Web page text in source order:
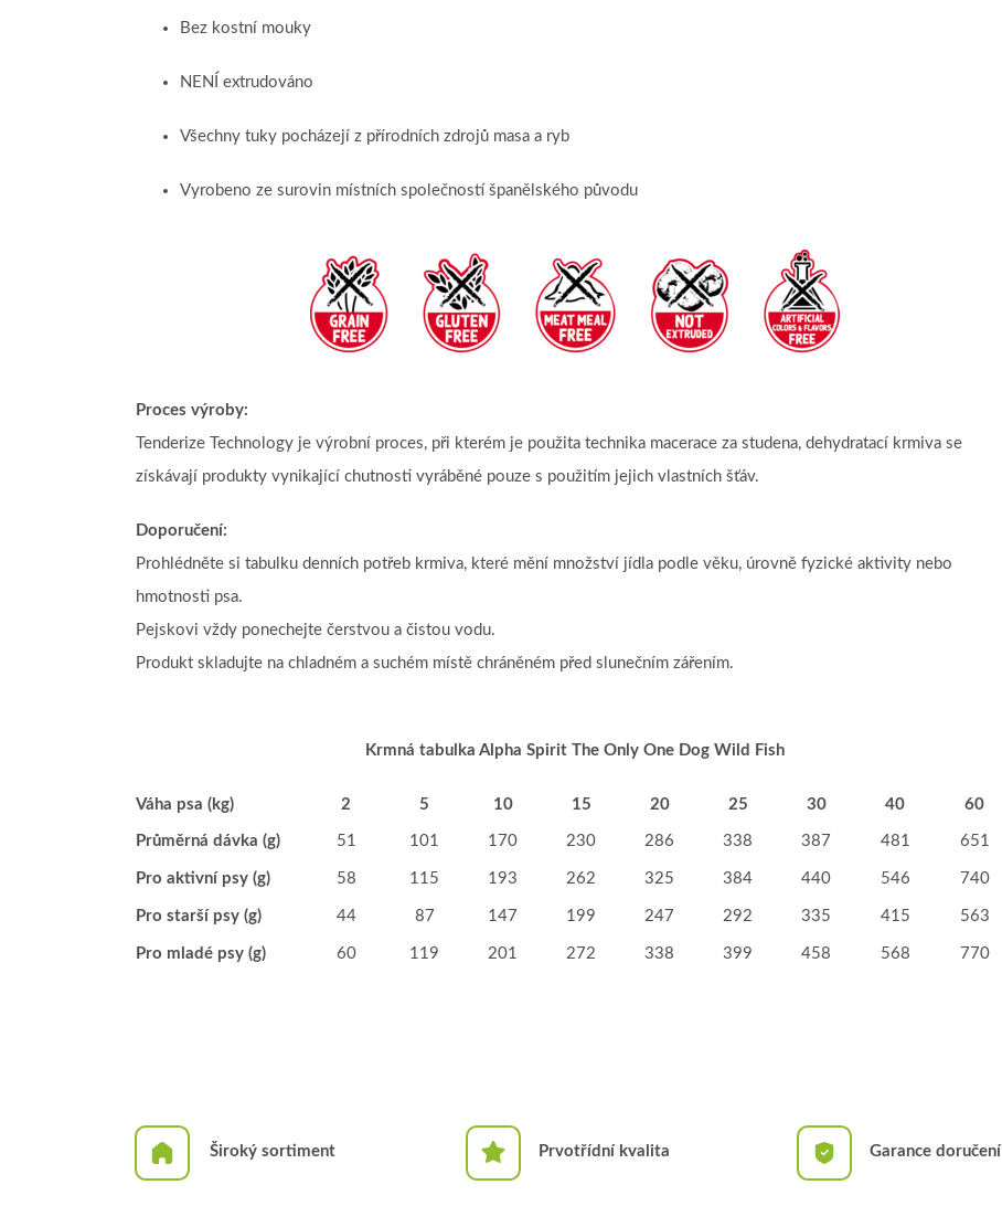
Bez kostní mouky
NENÍ extrudováno
Všechny tuky pocházejí z přírodních zdrojů masa a ryb
Vyrobeno ze surovin místních společností španělského původu
Proces výroby:
Tenderize Technology je výrobní proces, při kterém je použita technika macerace za studena, dehydratací krmiva se
získávají produkty vynikající chutnosti vyráběné pouze s použitím jejich vlastních šťáv.
Doporučení:
Prohlédněte si tabulku denních potřeb krmiva, které mění množství jídla podle věku, úrovně fyzické aktivity nebo
hmotnosti psa.
Pejskovi vždy ponechejte čerstvou a čistou vodu.
Produkt skladujte na chladném a suchém místě chráněném před slunečním zářením.
Krmná tabulka Alpha Spirit The Only One Dog Wild Fish
Váha psa (kg) 2 5 10 15 20 25 30 40 60
Průměrná dávka (g) 51 101 170 230 286 338 387 481 651
Pro aktivní psy (g) 58 115 193 262 325 384 440 546 740
Pro starší psy (g) 44 87 147 199 247 292 335 415 563
Pro mladé psy (g) 60 119 201 272 338 399 458 568 770
Široký sortiment Prvotřídní kvalita Garance doručení